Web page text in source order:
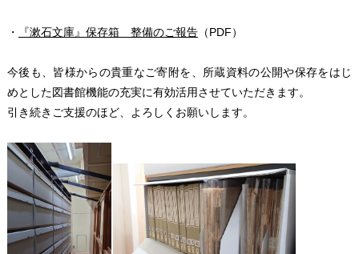
・ 『漱石文庫』保存箱 整備のご報告（PDF）
今後も、皆様からの貴重なご寄附を、所蔵資料の公開や保存をはじ
めとした図書館機能の充実に有効活用させていただきます。
引き続きご支援のほど、よろしくお願いします。